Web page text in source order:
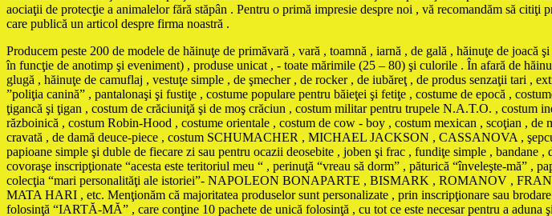
aociaţii de protecţie a animalelor fără stăpân . Pentru o primă impresie despre noi , vă recomandăm să
care publică un articol despre firma noastră .
Producem peste 200 de modele de hăinuţe de primăvară , vară , toamnă , iarnă , de gală , hăinuţe de
în funcţie de anotimp şi eveniment) , produse unicat , - toate mărimile (25 – 80) şi culorile . În afară de
glugă , hăinuţe de camuflaj , vestuţe simple , de şmecher , de rocker , de iubăreţ , de produs senzaţii tari ,
”poliţia canină” , pantalonaşi şi fustiţe , costume populare pentru băieţei şi fetiţe , costume de epocă ,
ţigancă şi ţigan , costum de crăciuniţă şi de moş crăciun , costum militar pentru trupele N.A.T.O. , costum
războinică , costum Robin-Hood , costume orientale , costum de cow - boy , costum mexican , scoţian , de
cravată , de damă deuce-piece , costum SCHUMACHER , MICHAEL JACKSON , CASSANOVA ,
papioane simple şi duble de fiecare zi sau pentru ocazii deosebite , joben şi frac , fundiţe simple , bandane
covoraşe inscripţionate “acesta este teritoriul meu “ , perinuţă “vreau să dorm” , păturică “înveleşte-mă” ,
colecţia “mari personalităţi ale istoriei”- NAPOLEON BONAPARTE , BISMARK , ROMANOV ,
MATA HARI , etc. Menţionăm că majoritatea produselor sunt personalizate , prin inscripţionare sau
folosinţă “IARTĂ-MĂ” , care conţine 10 pachete de unică folosinţă , cu tot ce este necesar pentru a